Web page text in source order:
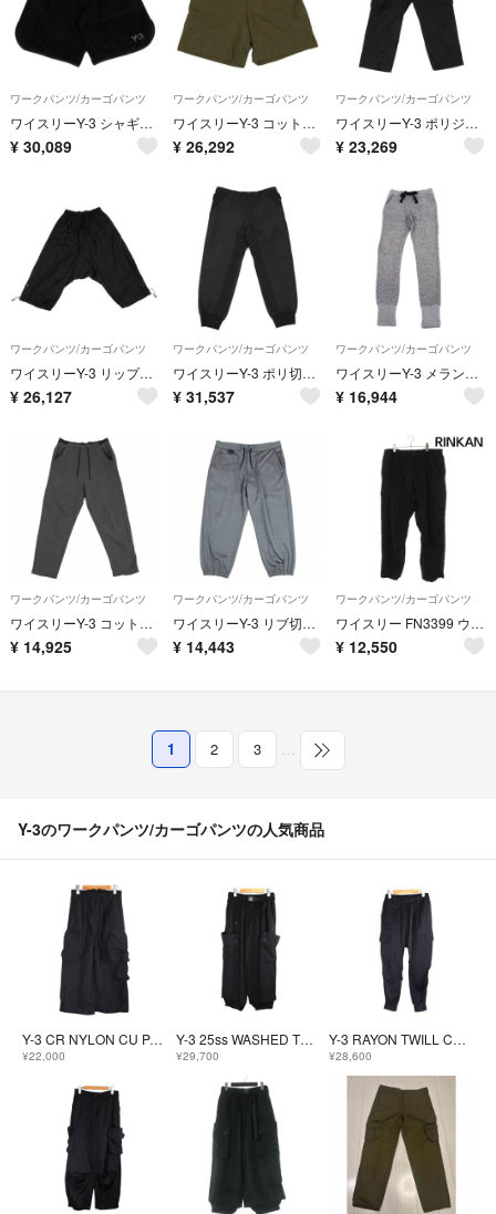
ワークパンツ/カーゴパンツ
ワイスリーY-3 シャギーウール混紡切替ハーフパンツ 黒S
¥ 30,089
ワークパンツ/カーゴパンツ
ワイスリーY-3 コットンウエスト切替スウェットショーツ カーキXL
¥ 26,292
ワークパンツ/カーゴパンツ
ワイスリーY-3 ポリジップポケットデザインカーゴパンツ 黒XS
¥ 23,269
ワークパンツ/カーゴパンツ
ワイスリーY-3 リップストップサイドラインドロストサルエルパンツ 黒XS
¥ 26,127
ワークパンツ/カーゴパンツ
ワイスリーY-3 ポリ切替デザインサイドベルトジョガーパンツ 黒M
¥ 31,537
ワークパンツ/カーゴパンツ
ワイスリーY-3 メランジニットジョガーパンツ MM
¥ 16,944
ワークパンツ/カーゴパンツ
ワイスリーY-3 コットンウエスト切替メッシュポケットドロストスウェットパンツ チャコールS
¥ 14,925
ワークパンツ/カーゴパンツ
ワイスリーY-3 リブ切替ドロストパンツ グレーL
¥ 14,443
ワークパンツ/カーゴパンツ
ワイスリー FN3399 ウールカーゴロングパンツ メンズ XL
¥ 12,550
1 2 3 …
Y-3のワークパンツ/カーゴパンツの人気商品
Y-3 CR NYLON CU PANTS BLACK サイズXXS H63036
¥22,000
Y-3 25ss WASHED TWILL CARGO PANTS BLACK サイズXS JD3523
¥29,700
Y-3 RAYON TWILL CUFFED PANTS サイズXS JX7283
¥28,600